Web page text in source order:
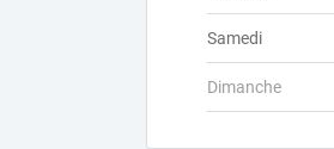
Samedi
Dimanche